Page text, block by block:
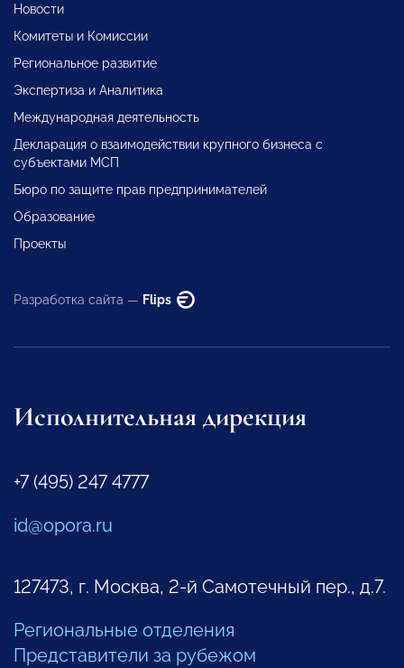
Новости
Комитеты и Комиссии
Региональное развитие
Экспертиза и Аналитика
Международная деятельность
Декларация о взаимодействии крупного бизнеса с
субъектами МСП
Бюро по защите прав предпринимателей
Образование
Проекты
Разработка сайта — Flips
Исполнительная дирекция
+7 (495) 247 4777
id@opora.ru
127473, г. Москва, 2-й Самотечный пер., д.7.
Региональные отделения
Представители за рубежом